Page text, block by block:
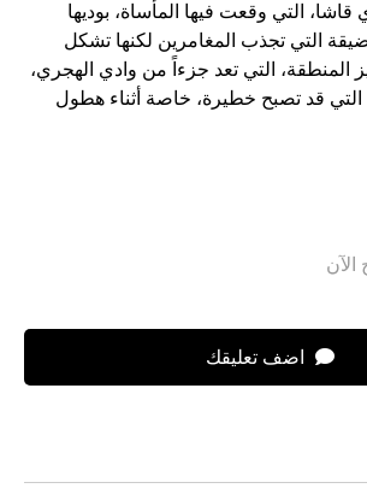
التي وقعت فيها المأساة، بوديها
التي تجذب المغامرين لكنها تشكل
المنطقة، التي تعد جزءاً من وادي الهجري،
التي قد تصبح خطيرة، خاصة أثناء هطول
الآن
اضف تعليقك